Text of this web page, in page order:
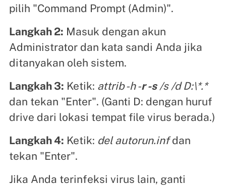
pilih "Command Prompt (Admin)".
Langkah 2: Masuk dengan akun
Administrator dan kata sandi Anda jika
ditanyakan oleh sistem.
Langkah 3: Ketik: attrib -h -r -s/s /d D:\*.*
dan tekan "Enter". (Ganti D: dengan huruf
drive dari lokasi tempat file virus berada.)
Langkah 4: Ketik: del autorun.infdan
tekan "Enter".
Jika Anda terinfeksi virus lain, ganti